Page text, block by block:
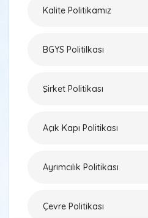
Kalite Politikamız
BGYS Politilkası
Şirket Politikası
Açık Kapı Politikası
Ayrımcılık Politikası
Çevre Politikası